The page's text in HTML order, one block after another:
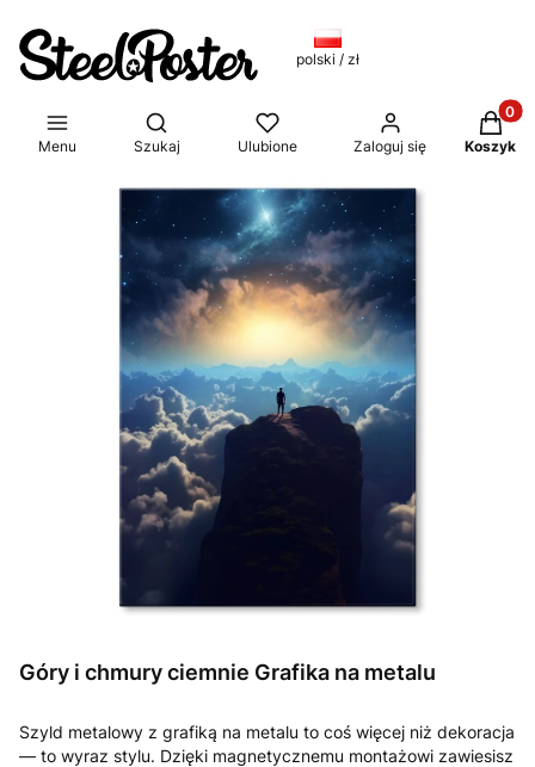
polski / zł
Menu
Otwórz wyszukiwarkę
Szukaj Ulubione Zaloguj się Koszyk
Góry i chmury ciemnie Grafika na metalu
Szyld metalowy z grafiką na metalu to coś więcej niż dekoracja
— to wyraz stylu. Dzięki magnetycznemu montażowi zawiesisz